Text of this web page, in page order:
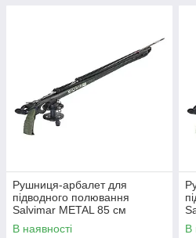
Рушниця-арбалет для
підводного полювання
Salvimar METAL 85 см
В наявності
В